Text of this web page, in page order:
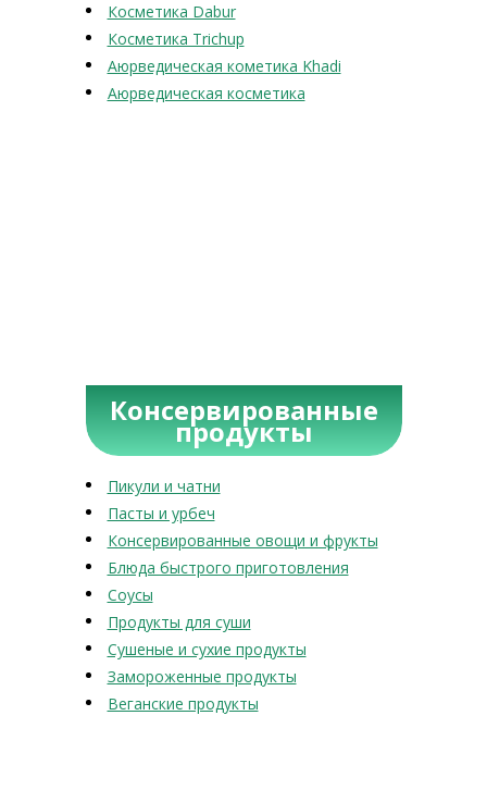
Косметика Dabur
Косметика Trichup
Аюрведическая кометика Khadi
Аюрведическая косметика
Консервированные
продукты
Пикули и чатни
Пасты и урбеч
Консервированные овощи и фрукты
Блюда быстрого приготовления
Соусы
Продукты для суши
Сушеные и сухие продукты
Замороженные продукты
Веганские продукты